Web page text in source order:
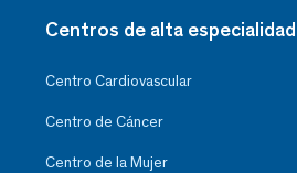
Centros de alta especialidad
Centro Cardiovascular
Centro de Cáncer
Centro de la Mujer